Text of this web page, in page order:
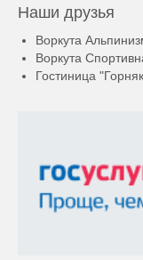
Наши друзья
Воркута
Воркута
Гостиница